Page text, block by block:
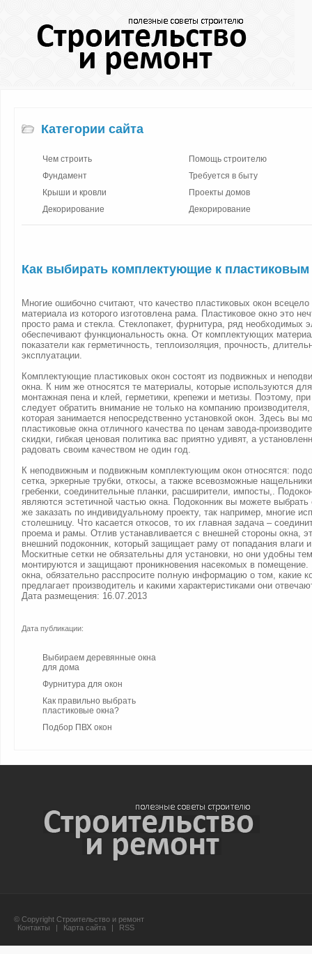
Категории сайта
Чем строить
Фундамент
Крыши и кровли
Декорирование
Помощь строителю
Требуется в быту
Проекты домов
Декорирование
Как выбирать комплектующие к
Многие ошибочно считают, что качество пластиковых окон всецело
материала из которого изготовлена рама. Пластиковое окно это
просто рама и стекла. Стеклопакет, фурнитура, ряд необходимых
обеспечивают функциональность окна. От комплектующих
показатели как герметичность, теплоизоляция, прочность,
эксплуатации.
Комплектующие пластиковых окон состоят из подвижных и
окна. К ним же относятся те материалы, которые используются
монтажная пена и клей, герметики, крепежи и метизы. Поэтому, при
следует обратить внимание не только на компанию
которая занимается непосредственно установкой окон. Здесь вы
пластиковые окна отличного качества по ценам завода-
скидки, гибкая ценовая политика вас приятно удивят, а
радовать своим качеством не один год.
К неподвижным и подвижным комплектующим окон относятся:
сетка, эркерные трубки, откосы, а также всевозможные
гребенки, соединительные планки, расширители, импосты,.
являются эстетичной частью окна. Подоконник вы можете выбрать
же заказать по индивидуальному проекту, так например, многие
столешницу. Что касается откосов, то их главная задача –
проема и рамы. Отлив устанавливается с внешней стороны окна,
внешний подоконник, который защищает раму от попадания влаги
Москитные сетки не обязательны для установки, но они удобны
монтируются и защищают проникновения насекомых в помещение.
окна, обязательно расспросите полную информацию о том, какие
предлагает производитель и какими характеристиками они
Дата размещения: 16.07.2013
Дата публикации:
Выбираем деревянные окна
для дома
Фурнитура для окон
Как правильно выбрать
пластиковые окна?
Подбор ПВХ окон
© Copyright Строительство и ремонт
Контакты
| Карта сайта | RSS